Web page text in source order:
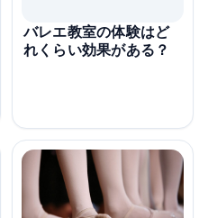
バレエ教室の体験はど
れくらい効果がある？